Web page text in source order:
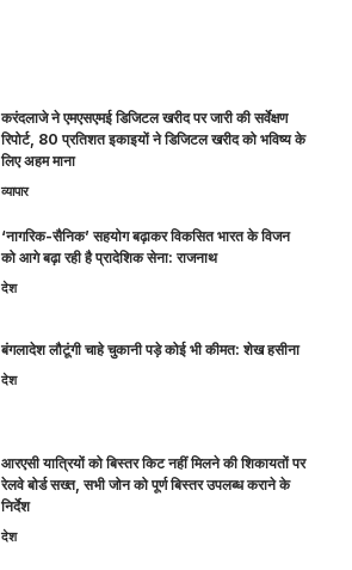
करंदलाजे ने एमएसएमई डिजिटल खरीद पर जारी की सर्वेक्षण
रिपोर्ट, 80 प्रतिशत इकाइयों ने डिजिटल खरीद को भविष्य के
लिए अहम माना
व्यापार
‘नागरिक-सैनिक’ सहयोग बढ़ाकर विकसित भारत के विजन
को आगे बढ़ा रही है प्रादेशिक सेना: राजनाथ
देश
बंगलादेश लौटूंगी चाहे चुकानी पड़े कोई भी कीमत: शेख हसीना
देश
आरएसी यात्रियों को बिस्तर किट नहीं मिलने की शिकायतों पर
रेलवे बोर्ड सख्त, सभी जोन को पूर्ण बिस्तर उपलब्ध कराने के
निर्देश
देश